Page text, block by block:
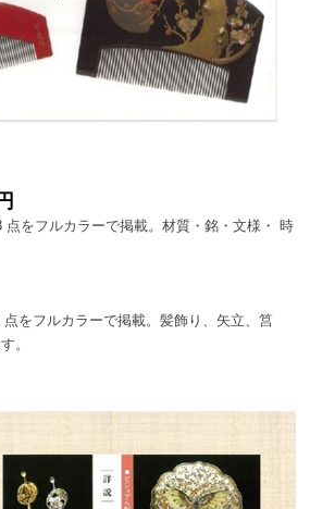
をフルカラーで掲載。材質・銘・文様・ 時
をフルカラーで掲載。髪飾り、矢立、筥
。